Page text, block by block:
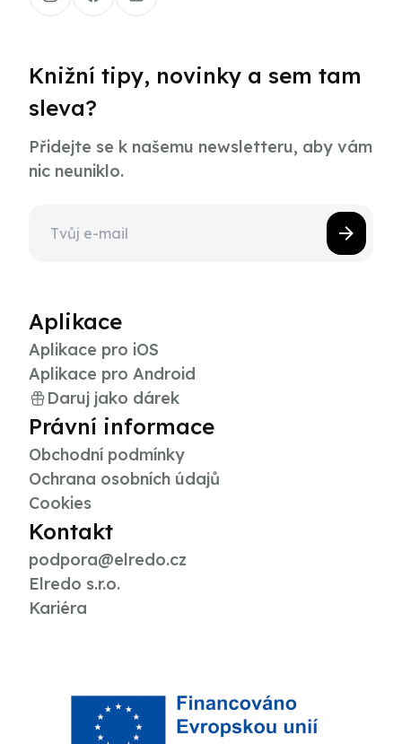
Knižní tipy, novinky a sem tam
sleva?
Přidejte se k našemu newsletteru, aby vám
nic neuniklo.
Aplikace
Aplikace pro iOS
Aplikace pro Android
Daruj jako dárek
Právní informace
Obchodní podmínky
Ochrana osobních údajů
Cookies
Kontakt
podpora@elredo.cz
Elredo s.r.o.
Kariéra